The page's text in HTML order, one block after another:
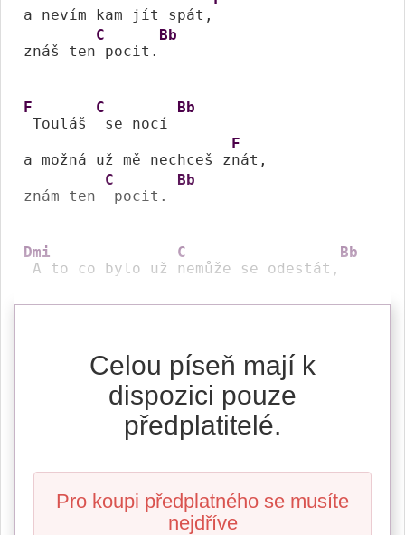
a nevím kam jít spát,
znáš ten
C
pocit.
Bb
F
Touláš
C
se nocí
Bb
a možná už mě nechceš z
F
nát,
znám ten
C
pocit.
Bb
Dmi
A to co bylo už
C
nemůže se odestát,
Bb
Celou píseň mají k
dispozici pouze
předplatitelé.
Pro koupi předplatného se musíte
nejdříve